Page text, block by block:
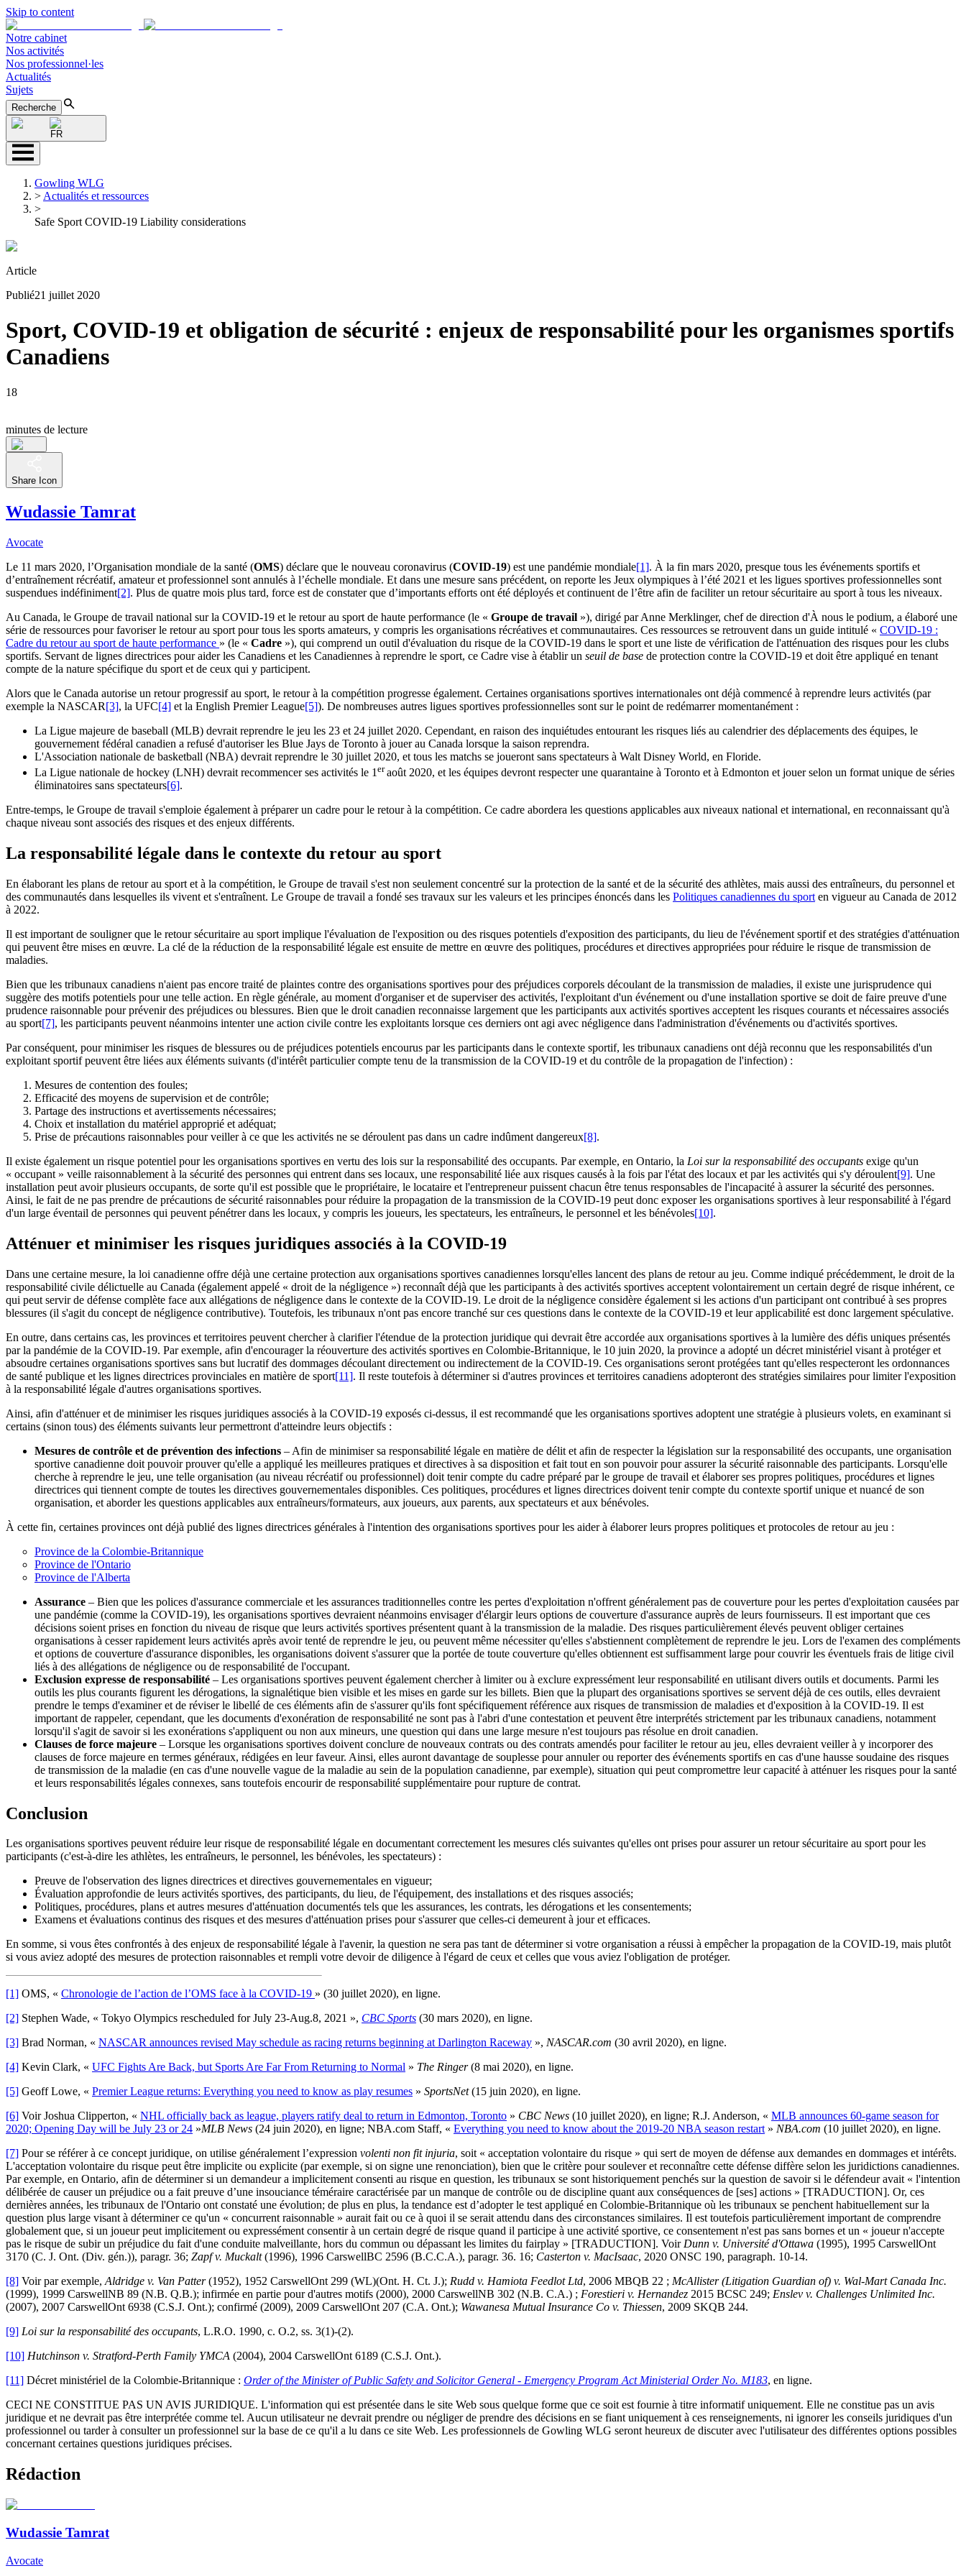
Skip to content
Notre cabinet
Nos activités
Nos professionnel·les
Actualités
Sujets
Recherche
FR
Gowling WLG
> Actualités et ressources
>
Safe Sport COVID-19 Liability considerations
Article
Publié21 juillet 2020
Sport, COVID-19 et obligation de sécurité : enjeux de responsabilité pour les organismes sportifs
Canadiens
18
minutes de lecture
Share Icon
Wudassie Tamrat
Avocate
Le 11 mars 2020, l’Organisation mondiale de la santé (OMS) déclare que le nouveau coronavirus (COVID-19) est une pandémie mondiale[1]. À la fin mars 2020, presque tous les événements sportifs et
d’entraînement récréatif, amateur et professionnel sont annulés à l’échelle mondiale. Et dans une mesure sans précédent, on reporte les Jeux olympiques à l’été 2021 et les ligues sportives professionnelles sont
suspendues indéfiniment[2]. Plus de quatre mois plus tard, force est de constater que d’importants efforts ont été déployés et continuent de l’être afin de faciliter un retour sécuritaire au sport à tous les niveaux.
Au Canada, le Groupe de travail national sur la COVID-19 et le retour au sport de haute performance (le « Groupe de travail »), dirigé par Anne Merklinger, chef de direction d'À nous le podium, a élaboré une
série de ressources pour favoriser le retour au sport pour tous les sports amateurs, y compris les organisations récréatives et communautaires. Ces ressources se retrouvent dans un guide intitulé « COVID-19 :
Cadre du retour au sport de haute performance » (le « Cadre »), qui comprend un outil d'évaluation du risque de la COVID-19 dans le sport et une liste de vérification de l'atténuation des risques pour les clubs
sportifs. Servant de lignes directrices pour aider les Canadiens et les Canadiennes à reprendre le sport, ce Cadre vise à établir un seuil de base de protection contre la COVID-19 et doit être appliqué en tenant
compte de la nature spécifique du sport et de ceux qui y participent.
Alors que le Canada autorise un retour progressif au sport, le retour à la compétition progresse également. Certaines organisations sportives internationales ont déjà commencé à reprendre leurs activités (par
exemple la NASCAR[3], la UFC[4] et la English Premier League[5]). De nombreuses autres ligues sportives professionnelles sont sur le point de redémarrer momentanément :
La Ligue majeure de baseball (MLB) devrait reprendre le jeu les 23 et 24 juillet 2020. Cependant, en raison des inquiétudes entourant les risques liés au calendrier des déplacements des équipes, le
gouvernement fédéral canadien a refusé d'autoriser les Blue Jays de Toronto à jouer au Canada lorsque la saison reprendra.
L'Association nationale de basketball (NBA) devrait reprendre le 30 juillet 2020, et tous les matchs se joueront sans spectateurs à Walt Disney World, en Floride.
La Ligue nationale de hockey (LNH) devrait recommencer ses activités le 1 eraoût 2020, et les équipes devront respecter une quarantaine à Toronto et à Edmonton et jouer selon un format unique de séries
éliminatoires sans spectateurs[6].
Entre-temps, le Groupe de travail s'emploie également à préparer un cadre pour le retour à la compétition. Ce cadre abordera les questions applicables aux niveaux national et international, en reconnaissant qu'à
chaque niveau sont associés des risques et des enjeux différents.
La responsabilité légale dans le contexte du retour au sport
En élaborant les plans de retour au sport et à la compétition, le Groupe de travail s'est non seulement concentré sur la protection de la santé et de la sécurité des athlètes, mais aussi des entraîneurs, du personnel et
des communautés dans lesquelles ils vivent et s'entraînent. Le Groupe de travail a fondé ses travaux sur les valeurs et les principes énoncés dans les Politiques canadiennes du sport en vigueur au Canada de 2012
à 2022.
Il est important de souligner que le retour sécuritaire au sport implique l'évaluation de l'exposition ou des risques potentiels d'exposition des participants, du lieu de l'événement sportif et des stratégies d'atténuation
qui peuvent être mises en œuvre. La clé de la réduction de la responsabilité légale est ensuite de mettre en œuvre des politiques, procédures et directives appropriées pour réduire le risque de transmission de
maladies.
Bien que les tribunaux canadiens n'aient pas encore traité de plaintes contre des organisations sportives pour des préjudices corporels découlant de la transmission de maladies, il existe une jurisprudence qui
suggère des motifs potentiels pour une telle action. En règle générale, au moment d'organiser et de superviser des activités, l'exploitant d'un événement ou d'une installation sportive se doit de faire preuve d'une
prudence raisonnable pour prévenir des préjudices ou blessures. Bien que le droit canadien reconnaisse largement que les participants aux activités sportives acceptent les risques courants et nécessaires associés
au sport[7], les participants peuvent néanmoins intenter une action civile contre les exploitants lorsque ces derniers ont agi avec négligence dans l'administration d'événements ou d'activités sportives.
Par conséquent, pour minimiser les risques de blessures ou de préjudices potentiels encourus par les participants dans le contexte sportif, les tribunaux canadiens ont déjà reconnu que les responsabilités d'un
exploitant sportif peuvent être liées aux éléments suivants (d'intérêt particulier compte tenu de la transmission de la COVID-19 et du contrôle de la propagation de l'infection) :
Mesures de contention des foules;
Efficacité des moyens de supervision et de contrôle;
Partage des instructions et avertissements nécessaires;
Choix et installation du matériel approprié et adéquat;
Prise de précautions raisonnables pour veiller à ce que les activités ne se déroulent pas dans un cadre indûment dangereux[8].
Il existe également un risque potentiel pour les organisations sportives en vertu des lois sur la responsabilité des occupants. Par exemple, en Ontario, la Loi sur la responsabilité des occupants exige qu'un
« occupant » veille raisonnablement à la sécurité des personnes qui entrent dans ses locaux, une responsabilité liée aux risques causés à la fois par l'état des locaux et par les activités qui s'y déroulent[9]. Une
installation peut avoir plusieurs occupants, de sorte qu'il est possible que le propriétaire, le locataire et l'entrepreneur puissent chacun être tenus responsables de l'incapacité à assurer la sécurité des personnes.
Ainsi, le fait de ne pas prendre de précautions de sécurité raisonnables pour réduire la propagation de la transmission de la COVID-19 peut donc exposer les organisations sportives à leur responsabilité à l'égard
d'un large éventail de personnes qui peuvent pénétrer dans les locaux, y compris les joueurs, les spectateurs, les entraîneurs, le personnel et les bénévoles[10].
Atténuer et minimiser les risques juridiques associés à la COVID-19
Dans une certaine mesure, la loi canadienne offre déjà une certaine protection aux organisations sportives canadiennes lorsqu'elles lancent des plans de retour au jeu. Comme indiqué précédemment, le droit de la
responsabilité civile délictuelle au Canada (également appelé « droit de la négligence ») reconnaît déjà que les participants à des activités sportives acceptent volontairement un certain degré de risque inhérent, ce
qui peut servir de défense complète face aux allégations de négligence dans le contexte de la COVID-19. Le droit de la négligence considère également si les actions d'un participant ont contribué à ses propres
blessures (il s'agit du concept de négligence contributive). Toutefois, les tribunaux n'ont pas encore tranché sur ces questions dans le contexte de la COVID-19 et leur applicabilité est donc largement spéculative.
En outre, dans certains cas, les provinces et territoires peuvent chercher à clarifier l'étendue de la protection juridique qui devrait être accordée aux organisations sportives à la lumière des défis uniques présentés
par la pandémie de la COVID-19. Par exemple, afin d'encourager la réouverture des activités sportives en Colombie-Britannique, le 10 juin 2020, la province a adopté un décret ministériel visant à protéger et
absoudre certaines organisations sportives sans but lucratif des dommages découlant directement ou indirectement de la COVID-19. Ces organisations seront protégées tant qu'elles respecteront les ordonnances
de santé publique et les lignes directrices provinciales en matière de sport[11]. Il reste toutefois à déterminer si d'autres provinces et territoires canadiens adopteront des stratégies similaires pour limiter l'exposition
à la responsabilité légale d'autres organisations sportives.
Ainsi, afin d'atténuer et de minimiser les risques juridiques associés à la COVID-19 exposés ci-dessus, il est recommandé que les organisations sportives adoptent une stratégie à plusieurs volets, en examinant si
certains (sinon tous) des éléments suivants leur permettront d'atteindre leurs objectifs :
Mesures de contrôle et de prévention des infections – Afin de minimiser sa responsabilité légale en matière de délit et afin de respecter la législation sur la responsabilité des occupants, une organisation
sportive canadienne doit pouvoir prouver qu'elle a appliqué les meilleures pratiques et directives à sa disposition et fait tout en son pouvoir pour assurer la sécurité raisonnable des participants. Lorsqu'elle
cherche à reprendre le jeu, une telle organisation (au niveau récréatif ou professionnel) doit tenir compte du cadre préparé par le groupe de travail et élaborer ses propres politiques, procédures et lignes
directrices qui tiennent compte de toutes les directives gouvernementales disponibles. Ces politiques, procédures et lignes directrices doivent tenir compte du contexte sportif unique et nuancé de son
organisation, et aborder les questions applicables aux entraîneurs/formateurs, aux joueurs, aux parents, aux spectateurs et aux bénévoles.
À cette fin, certaines provinces ont déjà publié des lignes directrices générales à l'intention des organisations sportives pour les aider à élaborer leurs propres politiques et protocoles de retour au jeu :
Province de la Colombie-Britannique
Province de l'Ontario
Province de l'Alberta
Assurance – Bien que les polices d'assurance commerciale et les assurances traditionnelles contre les pertes d'exploitation n'offrent généralement pas de couverture pour les pertes d'exploitation causées par
une pandémie (comme la COVID-19), les organisations sportives devraient néanmoins envisager d'élargir leurs options de couverture d'assurance auprès de leurs fournisseurs. Il est important que ces
décisions soient prises en fonction du niveau de risque que leurs activités sportives présentent quant à la transmission de la maladie. Des risques particulièrement élevés peuvent obliger certaines
organisations à cesser rapidement leurs activités après avoir tenté de reprendre le jeu, ou peuvent même nécessiter qu'elles s'abstiennent complètement de reprendre le jeu. Lors de l'examen des compléments
et options de couverture d'assurance disponibles, les organisations doivent s'assurer que la portée de toute couverture qu'elles obtiennent est suffisamment large pour couvrir les éventuels frais de litige civil
liés à des allégations de négligence ou de responsabilité de l'occupant.
Exclusion expresse de responsabilité – Les organisations sportives peuvent également chercher à limiter ou à exclure expressément leur responsabilité en utilisant divers outils et documents. Parmi les
outils les plus courants figurent les dérogations, la signalétique bien visible et les mises en garde sur les billets. Bien que la plupart des organisations sportives se servent déjà de ces outils, elles devraient
prendre le temps d'examiner et de réviser le libellé de ces éléments afin de s'assurer qu'ils font spécifiquement référence aux risques de transmission de maladies et d'exposition à la COVID-19. Il est
important de rappeler, cependant, que les documents d'exonération de responsabilité ne sont pas à l'abri d'une contestation et peuvent être interprétés strictement par les tribunaux canadiens, notamment
lorsqu'il s'agit de savoir si les exonérations s'appliquent ou non aux mineurs, une question qui dans une large mesure n'est toujours pas résolue en droit canadien.
Clauses de force majeure – Lorsque les organisations sportives doivent conclure de nouveaux contrats ou des contrats amendés pour faciliter le retour au jeu, elles devraient veiller à y incorporer des
clauses de force majeure en termes généraux, rédigées en leur faveur. Ainsi, elles auront davantage de souplesse pour annuler ou reporter des événements sportifs en cas d'une hausse soudaine des risques
de transmission de la maladie (en cas d'une nouvelle vague de la maladie au sein de la population canadienne, par exemple), situation qui peut compromettre leur capacité à atténuer les risques pour la santé
et leurs responsabilités légales connexes, sans toutefois encourir de responsabilité supplémentaire pour rupture de contrat.
Conclusion
Les organisations sportives peuvent réduire leur risque de responsabilité légale en documentant correctement les mesures clés suivantes qu'elles ont prises pour assurer un retour sécuritaire au sport pour les
participants (c'est-à-dire les athlètes, les entraîneurs, le personnel, les bénévoles, les spectateurs) :
Preuve de l'observation des lignes directrices et directives gouvernementales en vigueur;
Évaluation approfondie de leurs activités sportives, des participants, du lieu, de l'équipement, des installations et des risques associés;
Politiques, procédures, plans et autres mesures d'atténuation documentés tels que les assurances, les contrats, les dérogations et les consentements;
Examens et évaluations continus des risques et des mesures d'atténuation prises pour s'assurer que celles-ci demeurent à jour et efficaces.
En somme, si vous êtes confrontés à des enjeux de responsabilité légale à l'avenir, la question ne sera pas tant de déterminer si votre organisation a réussi à empêcher la propagation de la COVID-19, mais plutôt
si vous aviez adopté des mesures de protection raisonnables et rempli votre devoir de diligence à l'égard de ceux et celles que vous aviez l'obligation de protéger.
[1] OMS, « Chronologie de l’action de l’OMS face à la COVID-19 » (30 juillet 2020), en ligne.
[2] Stephen Wade, « Tokyo Olympics rescheduled for July 23-Aug.8, 2021 », CBC Sports (30 mars 2020), en ligne.
[3] Brad Norman, « NASCAR announces revised May schedule as racing returns beginning at Darlington Raceway », NASCAR.com (30 avril 2020), en ligne.
[4] Kevin Clark, « UFC Fights Are Back, but Sports Are Far From Returning to Normal » The Ringer(8 mai 2020), en ligne.
[5] Geoff Lowe, « Premier League returns: Everything you need to know as play resumes » SportsNet(15 juin 2020), en ligne.
[6] Voir Joshua Clipperton, « NHL officially back as league, players ratify deal to return in Edmonton, Toronto » CBC News (10 juillet 2020), en ligne; R.J. Anderson, « MLB announces 60-game season for
2020; Opening Day will be July 23 or 24 »MLB News (24 juin 2020), en ligne; NBA.com Staff, « Everything you need to know about the 2019-20 NBA season restart» NBA.com (10 juillet 2020), en ligne.
[7] Pour se référer à ce concept juridique, on utilise généralement l’expression volenti non fit injuria, soit « acceptation volontaire du risque » qui sert de moyen de défense aux demandes en dommages et intérêts.
L'acceptation volontaire du risque peut être implicite ou explicite (par exemple, si on signe une renonciation), bien que le critère pour soulever et reconnaître cette défense diffère selon les juridictions canadiennes.
Par exemple, en Ontario, afin de déterminer si un demandeur a implicitement consenti au risque en question, les tribunaux se sont historiquement penchés sur la question de savoir si le défendeur avait « l'intention
délibérée de causer un préjudice ou a fait preuve d’une insouciance téméraire caractérisée par un manque de contrôle ou de discipline quant aux conséquences de [ses] actions » [TRADUCTION]. Or, ces
dernières années, les tribunaux de l'Ontario ont constaté une évolution; de plus en plus, la tendance est d’adopter le test appliqué en Colombie-Britannique où les tribunaux se penchent habituellement sur la
question plus large visant à déterminer ce qu'un « concurrent raisonnable » aurait fait ou ce à quoi il se serait attendu dans des circonstances similaires. Il est toutefois particulièrement important de comprendre
globalement que, si un joueur peut implicitement ou expressément consentir à un certain degré de risque quand il participe à une activité sportive, ce consentement n'est pas sans bornes et un « joueur n'accepte
pas le risque de subir un préjudice du fait d'une conduite malveillante, hors du commun ou dépassant les limites du fairplay » [TRADUCTION]. VoirDunn v. Université d'Ottawa (1995), 1995 CarswellOnt
3170 (C. J. Ont. (Div. gén.)), paragr. 36; Zapf v. Muckalt(1996), 1996 CarswellBC 2596 (B.C.C.A.), paragr. 36. 16; Casterton v. MacIsaac, 2020 ONSC 190, paragraph. 10-14.
[8] Voir par exemple,Aldridge v. Van Patter(1952), 1952 CarswellOnt 299 (WL)(Ont. H. Ct. J.); Rudd v. Hamiota Feedlot Ltd, 2006 MBQB 22 ; McAllister (Litigation Guardian of) v. Wal-Mart Canada Inc.
(1999), 1999 CarswellNB 89 (N.B. Q.B.); infirmée en partie pour d'autres motifs (2000), 2000 CarswellNB 302 (N.B. C.A.) ; Forestieri v. Hernandez 2015 BCSC 249; Enslev v. Challenges Unlimited Inc.
(2007), 2007 CarswellOnt 6938 (C.S.J. Ont.); confirmé (2009), 2009 CarswellOnt 207 (C.A. Ont.); Wawanesa Mutual Insurance Co v. Thiessen, 2009 SKQB 244.
[9] Loi sur la responsabilité des occupants, L.R.O. 1990, c. O.2, ss. 3(1)-(2).
[10] Hutchinson v. Stratford-Perth Family YMCA (2004), 2004 CarswellOnt 6189 (C.S.J. Ont.).
[11] Décret ministériel de la Colombie-Britannique : Order of the Minister of Public Safety and Solicitor General - Emergency Program Act Ministerial Order No. M183, en ligne.
CECI NE CONSTITUE PAS UN AVIS JURIDIQUE. L'information qui est présentée dans le site Web sous quelque forme que ce soit est fournie à titre informatif uniquement. Elle ne constitue pas un avis
juridique et ne devrait pas être interprétée comme tel. Aucun utilisateur ne devrait prendre ou négliger de prendre des décisions en se fiant uniquement à ces renseignements, ni ignorer les conseils juridiques d'un
professionnel ou tarder à consulter un professionnel sur la base de ce qu'il a lu dans ce site Web. Les professionnels de Gowling WLG seront heureux de discuter avec l'utilisateur des différentes options possibles
concernant certaines questions juridiques précises.
Rédaction
Wudassie Tamrat
Avocate